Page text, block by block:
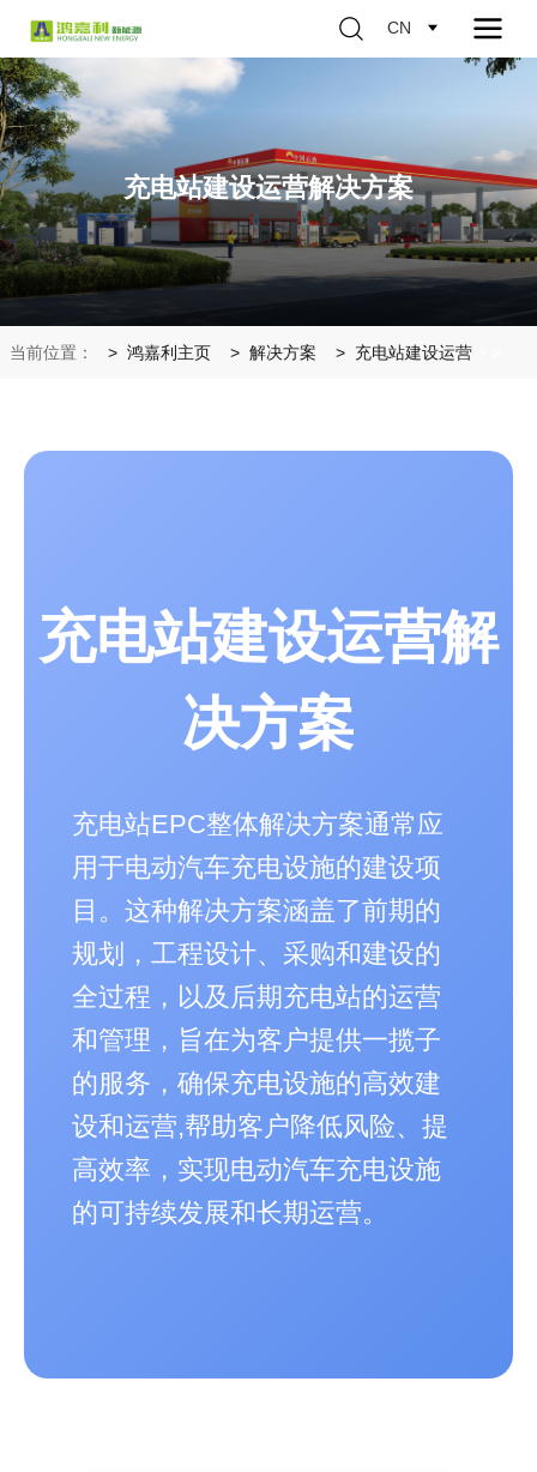
CN
充电站建设运营解决方案
当前位置： 鸿嘉利主页 解决方案 充电站建设运营
充电站建设运营解
决方案
充电站EPC整体解决方案通常应
用于电动汽车充电设施的建设项
目。这种解决方案涵盖了前期的
规划，工程设计、采购和建设的
全过程，以及后期充电站的运营
和管理，旨在为客户提供一揽子
的服务，确保充电设施的高效建
设和运营,帮助客户降低风险、提
高效率，实现电动汽车充电设施
的可持续发展和长期运营。